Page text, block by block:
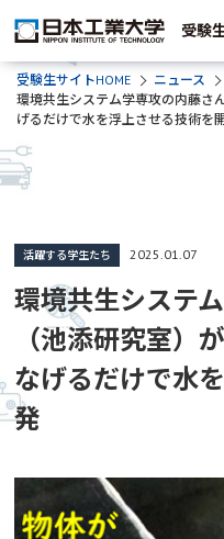
受験
受験生サイトHOME
ニュース
環境共生システム学専攻の内藤さ
げるだけで水を浮上させる技術を
環境共生システ
（池添研究室）
なげるだけで水
発
活躍する学生たち 2025.01.07